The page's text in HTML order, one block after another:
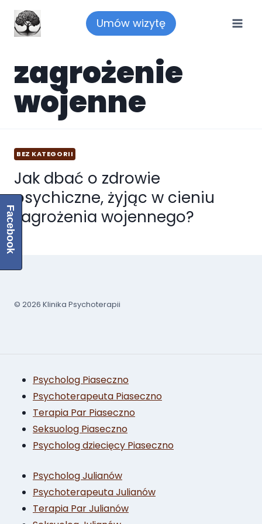
Przejdź
treści
Umów wizytę
zagrożenie
wojenne
BEZ KATEGORII
Jak dbać o zdrowie
psychiczne, żyjąc w cieniu
zagrożenia wojennego?
© 2026 Klinika Psychoterapii
Psycholog Piaseczno
Psychoterapeuta Piaseczno
Terapia Par Piaseczno
Seksuolog Piaseczno
Psycholog dziecięcy Piaseczno
Psycholog Julianów
Psychoterapeuta Julianów
Terapia Par Julianów
Facebook